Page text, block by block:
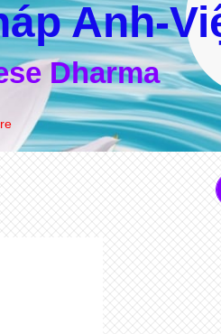
Anh-
Dharma